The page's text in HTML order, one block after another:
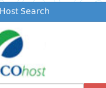
Host Search